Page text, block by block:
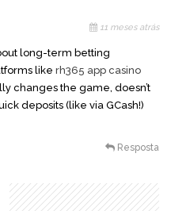
11 meses atrás
long-term betting
like rh365 app casino
changes the game, doesn’t
deposits (like via GCash!)
Resposta